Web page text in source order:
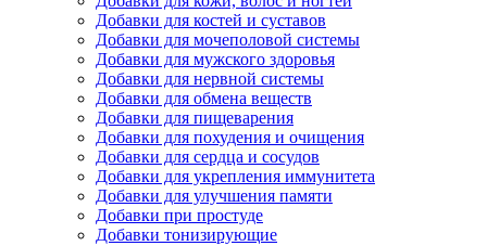
Добавки для костей и суставов
Добавки для мочеполовой системы
Добавки для мужского здоровья
Добавки для нервной системы
Добавки для обмена веществ
Добавки для пищеварения
Добавки для похудения и очищения
Добавки для сердца и сосудов
Добавки для укрепления иммунитета
Добавки для улучшения памяти
Добавки при простуде
Добавки тонизирующие